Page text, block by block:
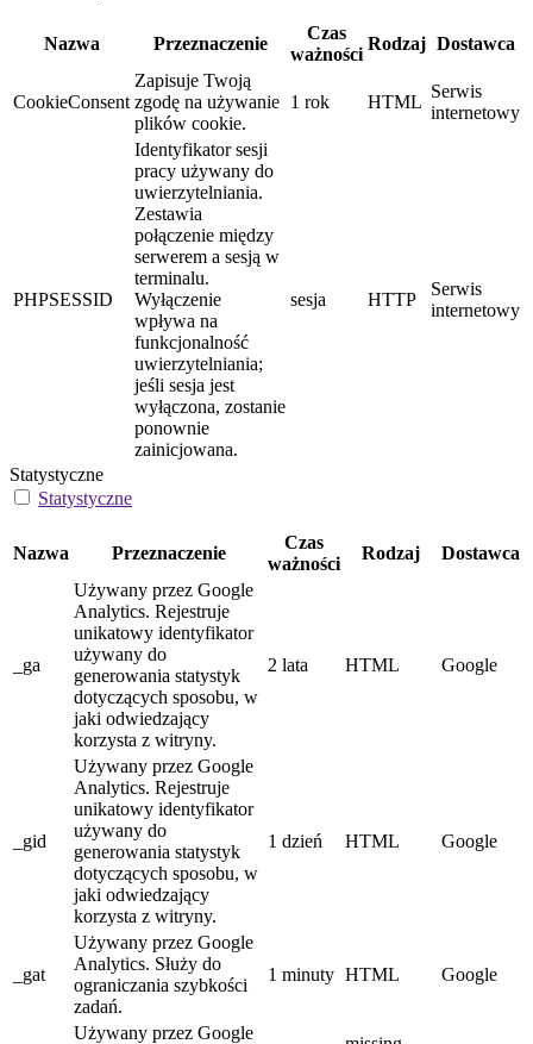
Nazwa Przeznaczenie
Czas
ważności
Rodzaj Dostawca
CookieConsent
Zapisuje Twoją
zgodę na używanie
plików cookie.
1 rok HTML
Serwis
internetowy
PHPSESSID
Identyfikator sesji
pracy używany do
uwierzytelniania.
Zestawia
połączenie między
serwerem a sesją w
terminalu.
Wyłączenie
wpływa na
funkcjonalność
uwierzytelniania;
jeśli sesja jest
wyłączona, zostanie
ponownie
zainicjowana.
sesja HTTP
Serwis
internetowy
Statystyczne
Statystyczne
Nazwa Przeznaczenie
Czas
ważności
Rodzaj Dostawca
_ga
Używany przez Google
Analytics. Rejestruje
unikatowy identyfikator
używany do
generowania statystyk
dotyczących sposobu, w
jaki odwiedzający
korzysta z witryny.
2 lata HTML Google
_gid
Używany przez Google
Analytics. Rejestruje
unikatowy identyfikator
używany do
generowania statystyk
dotyczących sposobu, w
jaki odwiedzający
korzysta z witryny.
1 dzień HTML Google
_gat
Używany przez Google
Analytics. Służy do
ograniczania szybkości
zadań.
1 minuty HTML Google
Używany przez Google